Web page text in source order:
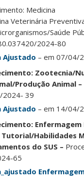
Medicina
Veterinária
Saúde
2024-80
Ajustado – em 07/04/
Zootecnia/
Produção Animal –
2024- 39
Ajustado – em 14/04/
Enfermagem
Tutorial/Habilidades
do SUS –
65